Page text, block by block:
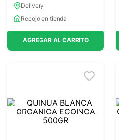
Delivery
Recojo en tienda
AGREGAR AL CARRITO